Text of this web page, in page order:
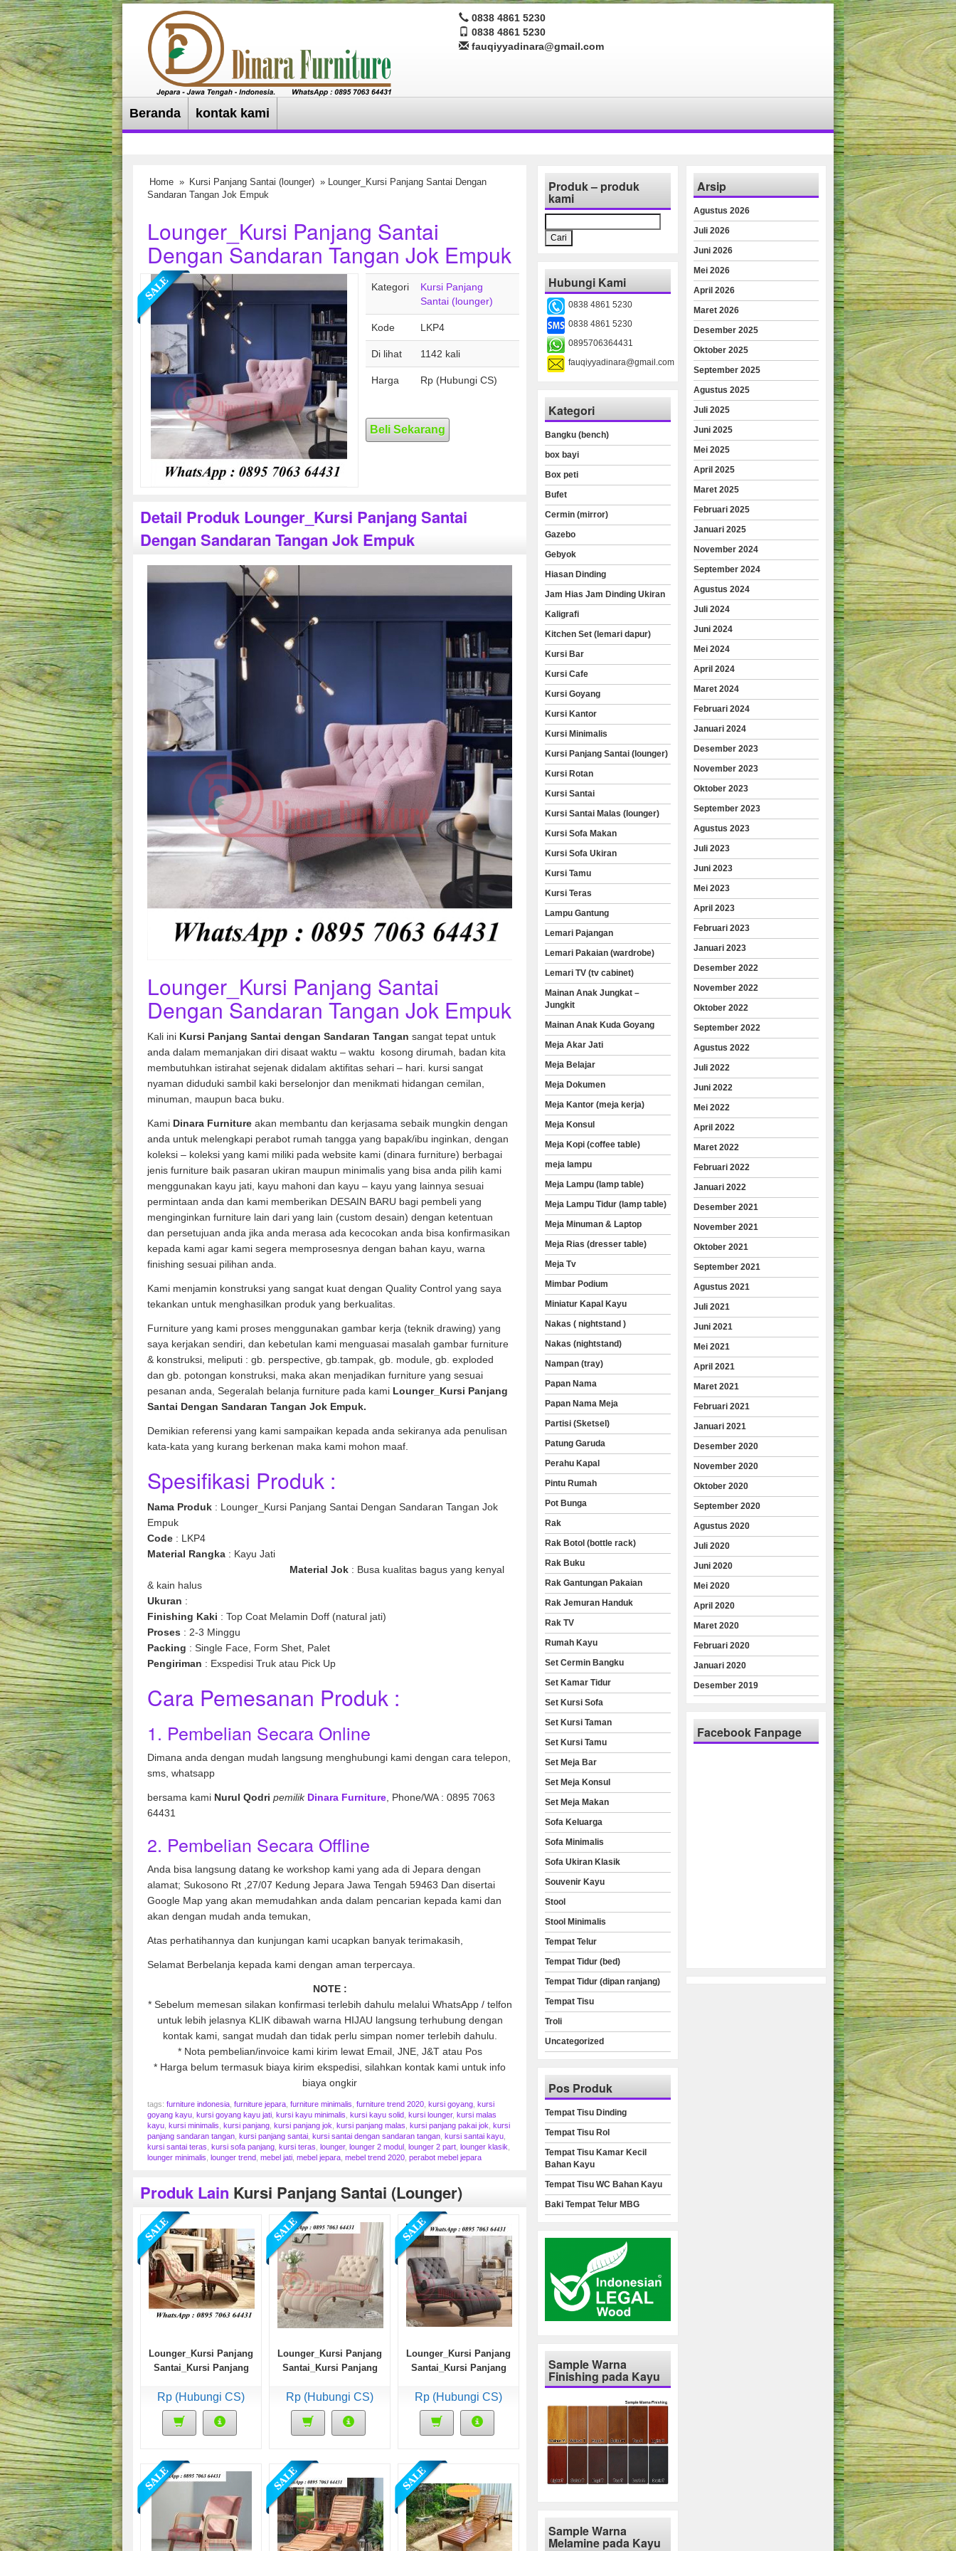
0838 4861 5230
0838 4861 5230
fauqiyyadinara@gmail.com
Beranda kontak kami
Home » Kursi Panjang Santai (lounger) » Lounger_Kursi Panjang Santai Dengan
Sandaran Tangan Jok Empuk
Lounger_Kursi Panjang Santai
Dengan Sandaran Tangan Jok Empuk
Kategori
Kursi Panjang
Santai (lounger)
Kode LKP4
Di lihat 1142 kali
Harga Rp (Hubungi CS)
Beli Sekarang
Detail Produk Lounger_Kursi Panjang Santai
Dengan Sandaran Tangan Jok Empuk
Lounger_Kursi Panjang Santai
Dengan Sandaran Tangan Jok Empuk
Kali ini Kursi Panjang Santai dengan Sandaran Tangan sangat tepat untuk
anda dalam memanjakan diri disaat waktu – waktu kosong dirumah, badan kita
membutuhkan istirahat sejenak didalam aktifitas sehari – hari. kursi sangat
nyaman diduduki sambil kaki berselonjor dan menikmati hidangan cemilan,
minuman, maupun baca buku.
Kami Dinara Furniture akan membantu dan kerjasama sebaik mungkin dengan
anda untuk melengkapi perabot rumah tangga yang bapak/ibu inginkan, dengan
koleksi – koleksi yang kami miliki pada website kami (dinara furniture) berbagai
jenis furniture baik pasaran ukiran maupun minimalis yang bisa anda pilih kami
menggunakan kayu jati, kayu mahoni dan kayu – kayu yang lainnya sesuai
permintaan anda dan kami memberikan DESAIN BARU bagi pembeli yang
menginginkan furniture lain dari yang lain (custom desain) dengan ketentuan
dan persetujuan anda jika anda merasa ada kecocokan anda bisa konfirmasikan
kepada kami agar kami segera memprosesnya dengan bahan kayu, warna
finishing sesuai pilihan anda.
Kami menjamin konstruksi yang sangat kuat dengan Quality Control yang saya
tekankan untuk menghasilkan produk yang berkualitas.
Furniture yang kami proses menggunakan gambar kerja (teknik drawing) yang
saya kerjakan sendiri, dan kebetulan kami menguasai masalah gambar furniture
& konstruksi, meliputi : gb. perspective, gb.tampak, gb. module, gb. exploded
dan gb. potongan konstruksi, maka akan menjadikan furniture yang sesuai
pesanan anda, Segeralah belanja furniture pada kami Lounger_Kursi Panjang
Santai Dengan Sandaran Tangan Jok Empuk.
Demikian referensi yang kami sampaikan kepada anda sekiranya ada penulisan
kata-kata yang kurang berkenan maka kami mohon maaf.
Spesifikasi Produk :
Nama Produk : Lounger_Kursi Panjang Santai Dengan Sandaran Tangan Jok
Empuk
Code : LKP4
Material Rangka : Kayu Jati
Material Jok : Busa kualitas bagus yang kenyal
& kain halus
Ukuran :
Finishing Kaki : Top Coat Melamin Doff (natural jati)
Proses : 2-3 Minggu
Packing : Single Face, Form Shet, Palet
Pengiriman : Exspedisi Truk atau Pick Up
Cara Pemesanan Produk :
1. Pembelian Secara Online
Dimana anda dengan mudah langsung menghubungi kami dengan cara telepon,
sms, whatsapp
bersama kami Nurul Qodri pemilikDinara Furniture, Phone/WA : 0895 7063
64431
2. Pembelian Secara Offline
Anda bisa langsung datang ke workshop kami yang ada di Jepara dengan
alamat; Sukosono Rt ,27/07 Kedung Jepara Jawa Tengah 59463 Dan disertai
Google Map yang akan memudahkan anda dalam pencarian kepada kami dan
akan dengan mudah anda temukan,
Atas perhatihannya dan kunjungan kami ucapkan banyak terimakasih,
Selamat Berbelanja kepada kami dengan aman terpercaya.
NOTE :
* Sebelum memesan silakan konfirmasi terlebih dahulu melalui WhatsApp / telfon
untuk lebih jelasnya KLIK dibawah warna HIJAU langsung terhubung dengan
kontak kami, sangat mudah dan tidak perlu simpan nomer terlebih dahulu.
* Nota pembelian/invoice kami kirim lewat Email, JNE, J&T atau Pos
* Harga belum termasuk biaya kirim ekspedisi, silahkan kontak kami untuk info
biaya ongkir
tags: furniture indonesia, furniture jepara, furniture minimalis, furniture trend 2020, kursi goyang, kursi
goyang kayu, kursi goyang kayu jati, kursi kayu minimalis, kursi kayu solid, kursi lounger, kursi malas
kayu, kursi minimalis, kursi panjang, kursi panjang jok, kursi panjang malas, kursi panjang pakai jok, kursi
panjang sandaran tangan, kursi panjang santai, kursi santai dengan sandaran tangan, kursi santai kayu,
kursi santai teras, kursi sofa panjang, kursi teras, lounger, lounger 2 modul , lounger 2 part, lounger klasik,
lounger minimalis, lounger trend, mebel jati, mebel jepara, mebel trend 2020, perabot mebel jepara
Produk Lain Kursi Panjang Santai (lounger)
Lounger_Kursi Panjang
Santai_Kursi Panjang
Modul
Rp (Hubungi CS)
Lounger_Kursi Panjang
Santai_Kursi Panjang
Rp (Hubungi CS)
Lounger_Kursi Panjang
Santai_Kursi Panjang
Kenyal
Rp (Hubungi CS)
Produk – produk
kami
untuk:
Hubungi Kami
0838 4861 5230
0838 4861 5230
0895706364431
fauqiyyadinara@gmail.com
Kategori
Bangku (bench)
box bayi
Box peti
Bufet
Cermin (mirror)
Gazebo
Gebyok
Hiasan Dinding
Jam Hias Jam Dinding Ukiran
Kaligrafi
Kitchen Set (lemari dapur)
Kursi Bar
Kursi Cafe
Kursi Goyang
Kursi Kantor
Kursi Minimalis
Kursi Panjang Santai (lounger)
Kursi Rotan
Kursi Santai
Kursi Santai Malas (lounger)
Kursi Sofa Makan
Kursi Sofa Ukiran
Kursi Tamu
Kursi Teras
Lampu Gantung
Lemari Pajangan
Lemari Pakaian (wardrobe)
Lemari TV (tv cabinet)
Mainan Anak Jungkat –
Jungkit
Mainan Anak Kuda Goyang
Meja Akar Jati
Meja Belajar
Meja Dokumen
Meja Kantor (meja kerja)
Meja Konsul
Meja Kopi (coffee table)
meja lampu
Meja Lampu (lamp table)
Meja Lampu Tidur (lamp table)
Meja Minuman & Laptop
Meja Rias (dresser table)
Meja Tv
Mimbar Podium
Miniatur Kapal Kayu
Nakas ( nightstand )
Nakas (nightstand)
Nampan (tray)
Papan Nama
Papan Nama Meja
Partisi (Sketsel)
Patung Garuda
Perahu Kapal
Pintu Rumah
Pot Bunga
Rak
Rak Botol (bottle rack)
Rak Buku
Rak Gantungan Pakaian
Rak Jemuran Handuk
Rak TV
Rumah Kayu
Set Cermin Bangku
Set Kamar Tidur
Set Kursi Sofa
Set Kursi Taman
Set Kursi Tamu
Set Meja Bar
Set Meja Konsul
Set Meja Makan
Sofa Keluarga
Sofa Minimalis
Sofa Ukiran Klasik
Souvenir Kayu
Stool
Stool Minimalis
Tempat Telur
Tempat Tidur (bed)
Tempat Tidur (dipan ranjang)
Tempat Tisu
Troli
Uncategorized
Pos Produk
Tempat Tisu Dinding
Tempat Tisu Rol
Tempat Tisu Kamar Kecil
Bahan Kayu
Tempat Tisu WC Bahan Kayu
Baki Tempat Telur MBG
Sample Warna
Finishing pada Kayu
Sample Warna
Melamine pada Kayu
Arsip
Agustus 2026
Juli 2026
Juni 2026
Mei 2026
April 2026
Maret 2026
Desember 2025
Oktober 2025
September 2025
Agustus 2025
Juli 2025
Juni 2025
Mei 2025
April 2025
Maret 2025
Februari 2025
Januari 2025
November 2024
September 2024
Agustus 2024
Juli 2024
Juni 2024
Mei 2024
April 2024
Maret 2024
Februari 2024
Januari 2024
Desember 2023
November 2023
Oktober 2023
September 2023
Agustus 2023
Juli 2023
Juni 2023
Mei 2023
April 2023
Februari 2023
Januari 2023
Desember 2022
November 2022
Oktober 2022
September 2022
Agustus 2022
Juli 2022
Juni 2022
Mei 2022
April 2022
Maret 2022
Februari 2022
Januari 2022
Desember 2021
November 2021
Oktober 2021
September 2021
Agustus 2021
Juli 2021
Juni 2021
Mei 2021
April 2021
Maret 2021
Februari 2021
Januari 2021
Desember 2020
November 2020
Oktober 2020
September 2020
Agustus 2020
Juli 2020
Juni 2020
Mei 2020
April 2020
Maret 2020
Februari 2020
Januari 2020
Desember 2019
Facebook Fanpage